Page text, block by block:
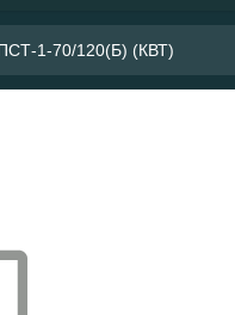
1-70/120(Б) (КВТ)